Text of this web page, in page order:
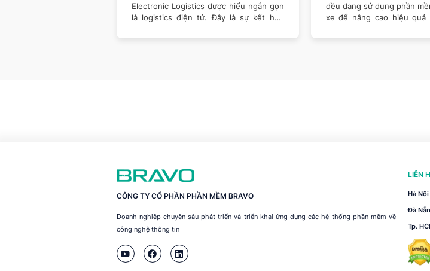
Electronic Logistics được hiểu ngắn gọn
là logistics điện tử. Đây là sự kết hợp
đều đang sử dụng phần
xe để nâng cao hiệu quả
CÔNG TY CỔ PHẦN PHẦN MỀM BRAVO
Doanh nghiệp chuyên sâu phát triển và triển khai ứng dụng các hệ thống phần mềm về
công nghệ thông tin
LIÊN
Hà Nội
Đà
Tp.